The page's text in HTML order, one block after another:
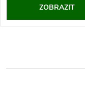
ZOBRAZIT